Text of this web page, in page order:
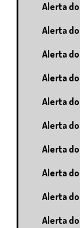
Alerta
Alerta
Alerta
Alerta
Alerta
Alerta
Alerta
Alerta
Alerta
Alerta